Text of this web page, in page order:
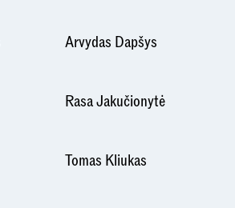
Arvydas Dapšys
Rasa Jakučionytė
Tomas Kliukas